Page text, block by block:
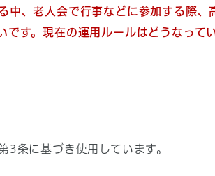
、老人会で行事などに参加する際、
です。現在の運用ルールはどうなって
条に基づき使用しています。